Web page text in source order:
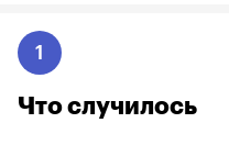
1
Что случилось